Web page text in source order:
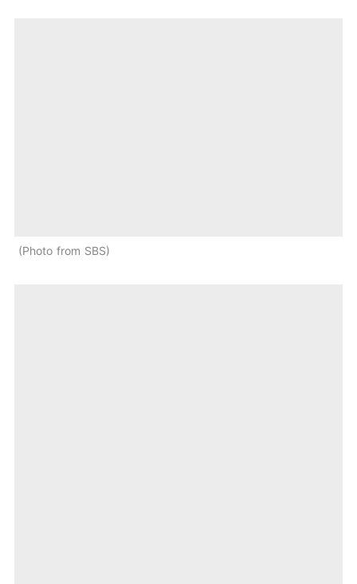
Photo from SBS